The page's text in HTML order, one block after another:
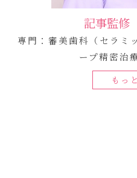
記事監
専門：審美歯科（セラミ
ープ精密治
もっ